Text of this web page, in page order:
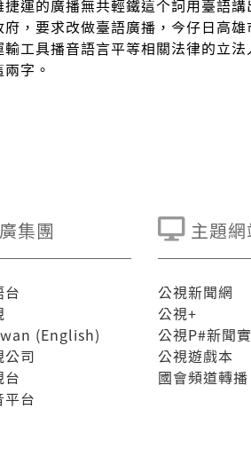
捷運的廣播無共輕鐵這个詞用臺語
府，要求改做臺語廣播，今仔日高
輸工具播音語言平等相關法律的立
字。
集團
台
(English)
公司
台
平台
主題網
公視新聞網
公視+
公視P#新聞
公視遊戲本
國會頻道轉播